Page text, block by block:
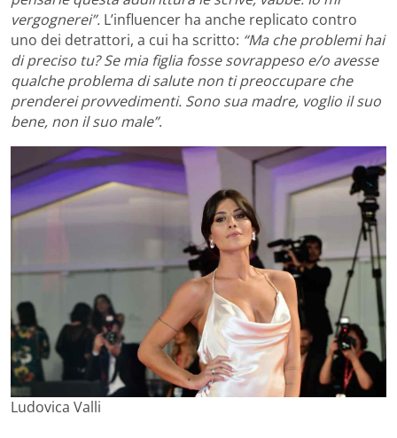
vergognerei”. L’influencer ha anche replicato contro
uno dei detrattori, a cui ha scritto: “Ma che problemi hai
di preciso tu? Se mia figlia fosse sovrappeso e/o avesse
qualche problema di salute non ti preoccupare che
prenderei provvedimenti. Sono sua madre, voglio il suo
bene, non il suo male”.
Ludovica Valli